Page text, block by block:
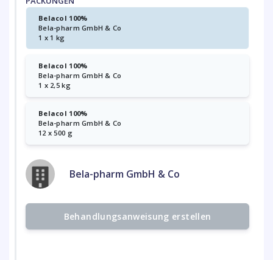
Belacol 100%
Bela-pharm GmbH & Co
1 x 1 kg
Belacol 100%
Bela-pharm GmbH & Co
1 x 2,5 kg
Belacol 100%
Bela-pharm GmbH & Co
12 x 500 g
Bela-pharm GmbH & Co
Behandlungsanweisung erstellen